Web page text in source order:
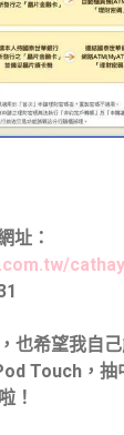
址：
也希望我自
Touch，抽
！